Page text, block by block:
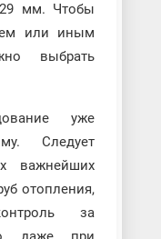
29 мм. Чтобы
или иным
выбрать
уже
Следует
важнейших
отопления,
за